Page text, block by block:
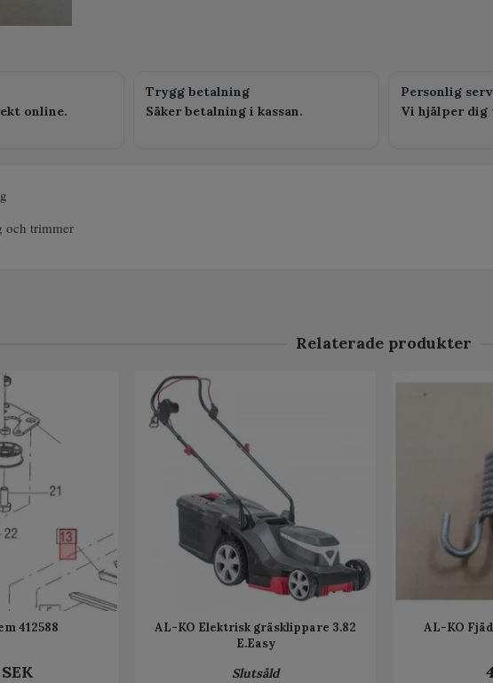
online.
Trygg betalning
Säker betalning i kassan.
Personlig
Vi hjälper dig
och trimmer
Relaterade produkter
412588
AL-KO Elektrisk gräsklippare 3.82
E.Easy
Slutsåld
AL-KO